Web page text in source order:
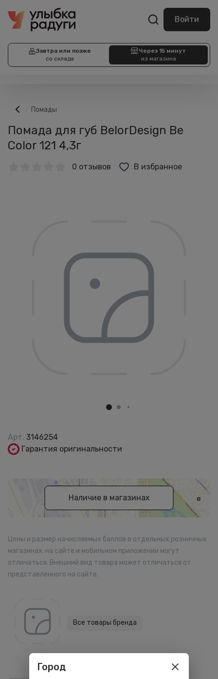
Войти
Завтра или позже
со склада
Через 15 минут
из магазина
Помады
Помада для губ BelorDesign Be
Color 121 4,3г
0 отзывов В избранное
Арт. 3146254
Гарантия оригинальности
Наличие в магазинах
Цены и размер начисляемых баллов в отдельных розничных
магазинах, на сайте и мобильном приложении могут
отличаться. Внешний вид товара может отличаться от
представленного на сайте.
Все товары бренда
Город